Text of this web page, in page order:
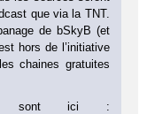
que via la TNT.
de bSkyB (et
hors de l’initiative
chaines gratuites
sont ici :